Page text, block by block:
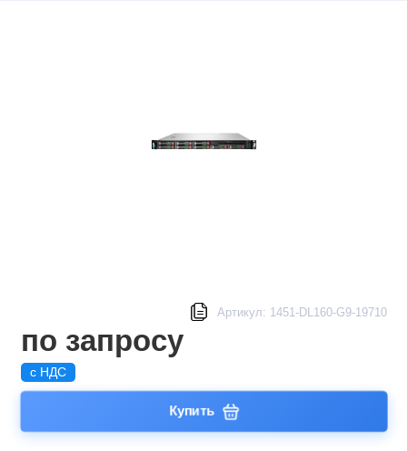
Артикул: 1451-DL160-G9-19710
по запросу
с НДС
Купить